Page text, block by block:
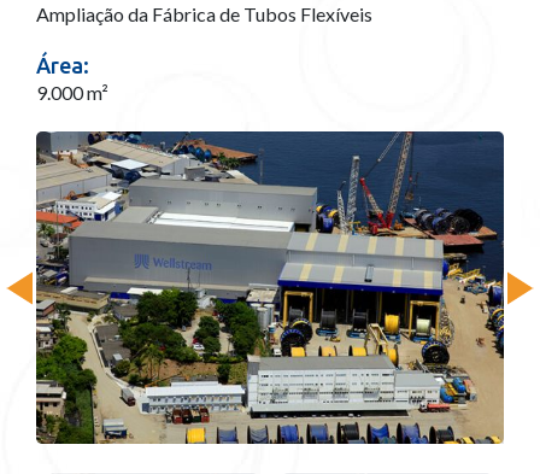
Ampliação da Fábrica de Tubos Flexíveis
Área:
9.000 m²